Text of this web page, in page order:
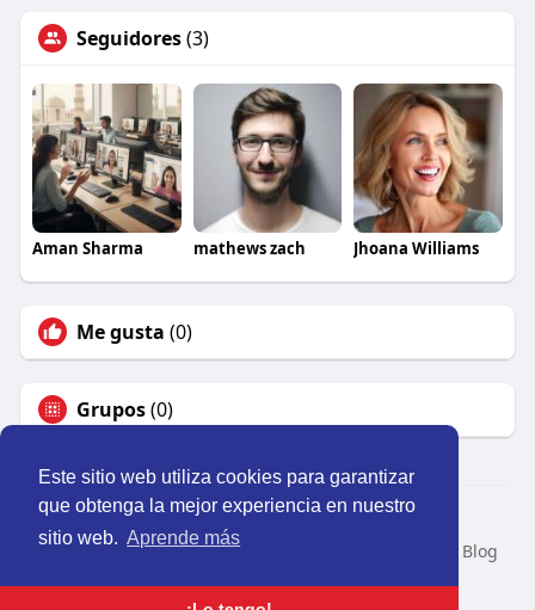
Este sitio web utiliza cookies para garantizar
que obtenga la mejor experiencia en nuestro
sitio web. Aprende más
Seguidores(3)
Aman Sharma mathews zach Jhoana Williams
Me gusta (0)
Grupos(0)
© 2026 Perú Activo
Inicio
Nosotros Contacto
Blog